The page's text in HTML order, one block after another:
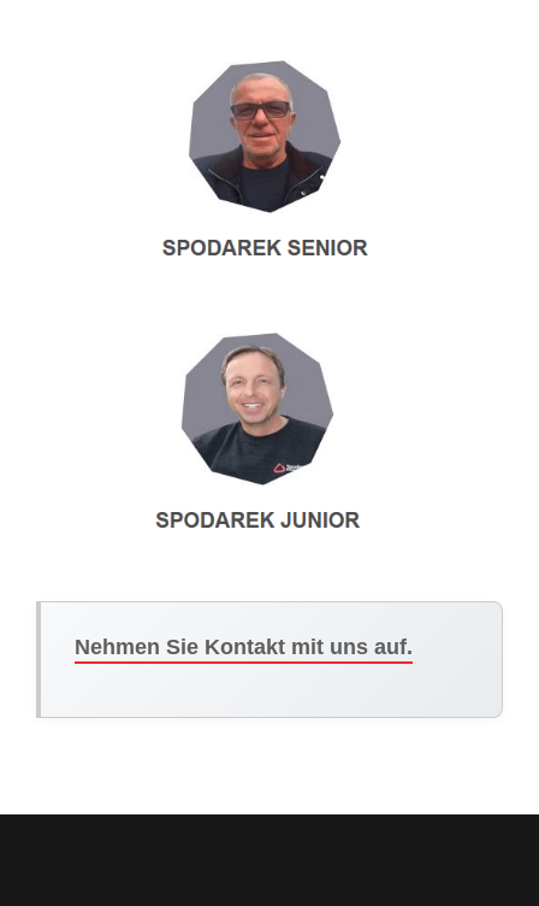
Nehmen Sie Kontakt mit uns auf.